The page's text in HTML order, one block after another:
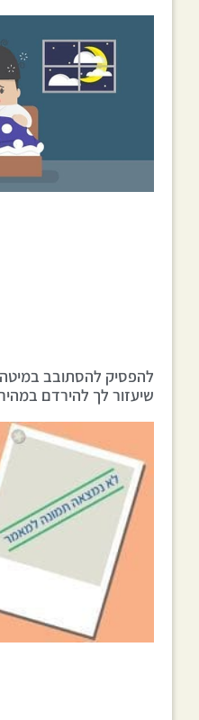
להפסיק להסתובב
שיעזור לך להירדם